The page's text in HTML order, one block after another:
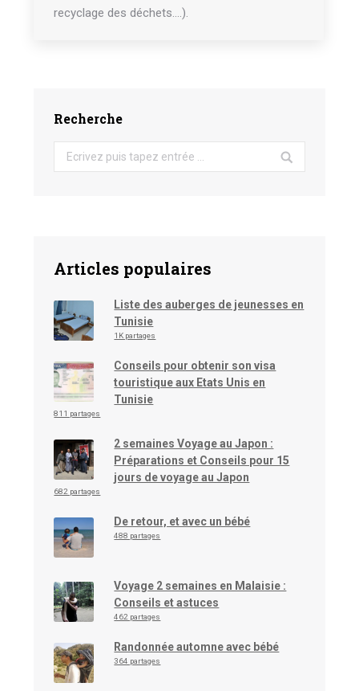
recyclage des déchets….).
Recherche
Search:
Articles populaires
Liste des auberges de jeunesses en
Tunisie
1K partages
Conseils pour obtenir son visa
touristique aux Etats Unis en
Tunisie
811 partages
2 semaines Voyage au Japon :
Préparations et Conseils pour 15
jours de voyage au Japon
682 partages
De retour, et avec un bébé
488 partages
Voyage 2 semaines en Malaisie :
Conseils et astuces
462 partages
Randonnée automne avec bébé
364 partages